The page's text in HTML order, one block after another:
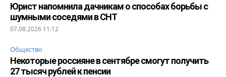
Юрист напомнила дачникам о способах борьбы с
шумными соседями в СНТ
07.08.2026 11:12
Общество
Некоторые россияне в сентябре смогут получить
27 тысяч рублей к пенсии